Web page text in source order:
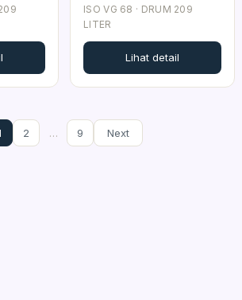
ISO VG 68 · DRUM 209
LITER
Lihat detail
2 … 9 Next